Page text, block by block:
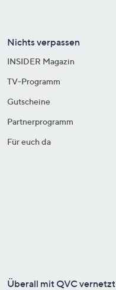
Nichts verpassen
INSIDER Magazin
TV-Programm
Gutscheine
Partnerprogramm
Für euch da
Überall mit QVC vernetzt